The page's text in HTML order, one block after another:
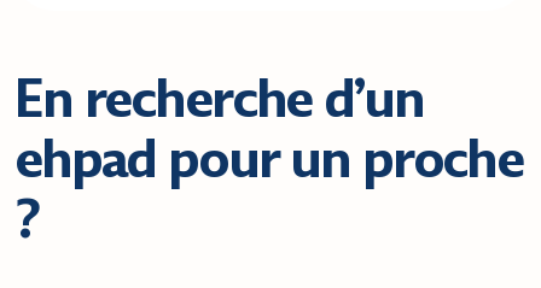
En recherche d’un
ehpad pour un proche
?